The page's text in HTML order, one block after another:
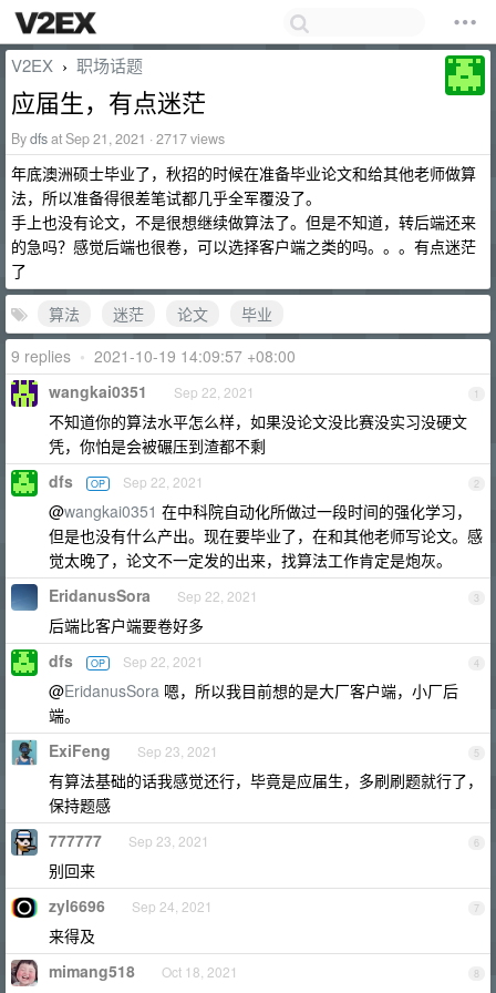
V2EX › 职场话题
应届生，有点迷茫
Bydfsat Sep 21, 2021 · 2717 views
年底澳洲硕士毕业了，秋招的时候在准备毕业论文和给其他老师做算
法，所以准备得很差笔试都几乎全军覆没了。
手上也没有论文，不是很想继续做算法了。但是不知道，转后端还来
的急吗？感觉后端也很卷，可以选择客户端之类的吗。。。有点迷茫
了
算法
迷茫 论文
毕业
9 replies • 2021-10-19 14:09:57 +08:00
1
wangkai0351 Sep 22, 2021
不知道你的算法水平怎么样，如果没论文没比赛没实习没硬文
凭，你怕是会被碾压到渣都不剩
2
dfs OP Sep 22, 2021
@wangkai0351 在中科院自动化所做过一段时间的强化学习，
但是也没有什么产出。现在要毕业了，在和其他老师写论文。感
觉太晚了，论文不一定发的出来，找算法工作肯定是炮灰。
3
EridanusSora Sep 22, 2021
后端比客户端要卷好多
4
dfs OP Sep 22, 2021
@EridanusSora 嗯，所以我目前想的是大厂客户端，小厂后
端。
5
ExiFeng Sep 23, 2021
有算法基础的话我感觉还行，毕竟是应届生，多刷刷题就行了，
保持题感
6
777777 Sep 23, 2021
别回来
7
zyl6696 Sep 24, 2021
来得及
8
mimang518 Oct 18, 2021